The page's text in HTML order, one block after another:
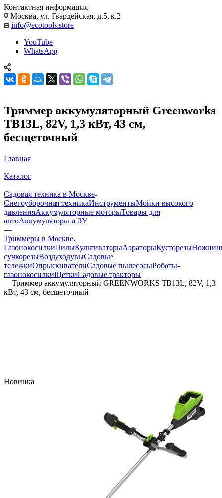
Контактная информация
Москва, ул. Гвардейская, д.5, к.2
info@ecotools.store
YouTube
WhatsApp
Триммер аккумуляторный Greenworks
TB13L, 82V, 1,3 кВт, 43 см,
бесщеточный
Главная
—
Каталог
—
Садовая техника в Москве
Снегоуборочная техникаИнструментыМойки высокого
давленияАккумуляторные моторыТовары для
автоАккумуляторы и ЗУ
—
Триммеры в Москве
ГазонокосилкиПилыКультиваторыАэраторыКусторезы
сучкорезыВоздуходувыСадовые
тележкиОпрыскивателиСадовые пылесосыРоботы-
газонокосилкиЩеткиСадовые тракторы
—Триммер аккумуляторный GREENWORKS TB13L, 82V, 1,3
кВт, 43 см, бесщеточный
Новинка